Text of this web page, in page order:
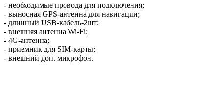
- необходимые провода для подключения;
- выносная GPS-антенна для навигации;
- длинный USB-кабель-2шт;
- внешняя антенна Wi-Fi;
- 4G-антенна;
- приемник для SIM-карты;
- внешний доп. микрофон.